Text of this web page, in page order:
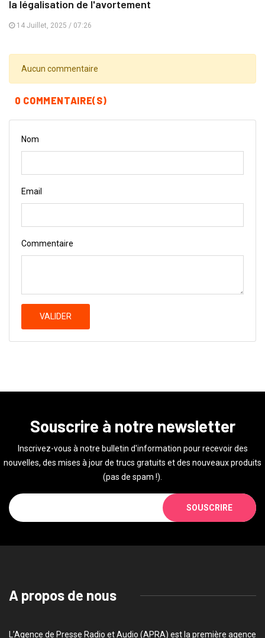
la légalisation de l'avortement
14 Juillet, 2025 / 07:26
Aucun commentaire
0 COMMENTAIRE(S)
Nom
Email
Commentaire
VALIDER
Souscrire à notre newsletter
Inscrivez-vous à notre bulletin d'information pour recevoir des
nouvelles, des mises à jour de trucs gratuits et des nouveaux produits
(pas de spam !).
SOUSCRIRE
A propos de nous
L’Agence de Presse Radio et Audio (APRA) est la première agence